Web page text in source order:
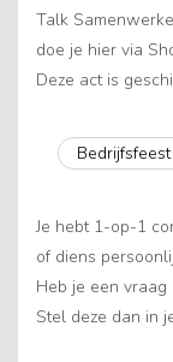
Talk
doe je hier via
Deze act is
Bedrijfsfeest
Je hebt 1-op-1
of diens
Heb je een vraag
Stel deze dan in